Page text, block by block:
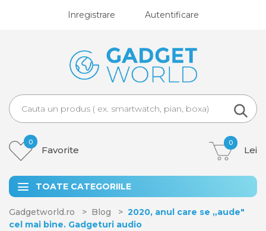
Inregistrare Autentificare
0
Favorite
0
Lei
TOATE CATEGORIILE
Gadgetworld.ro Blog
2020, anul care se „aude"
cel mai bine. Gadgeturi audio